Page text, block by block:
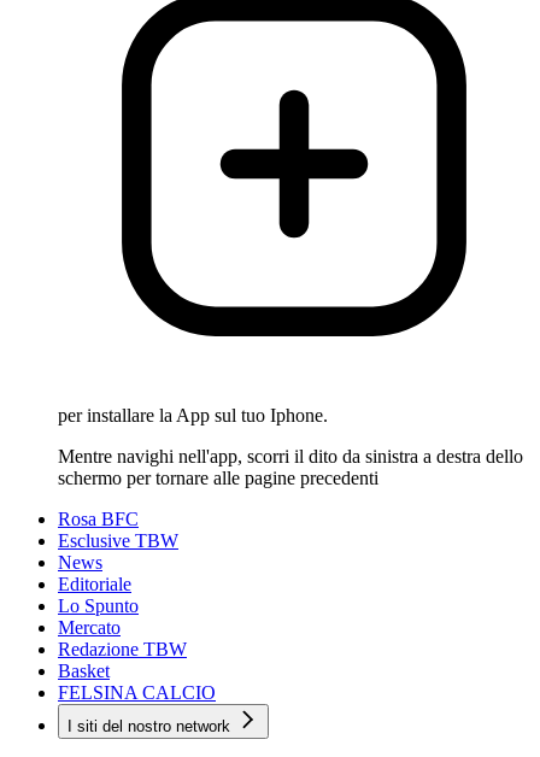
per installare la App sul tuo Iphone.
Mentre navighi nell'app, scorri il dito da sinistra a destra dello
schermo per tornare alle pagine precedenti
Rosa BFC
Esclusive TBW
News
Editoriale
Lo Spunto
Mercato
Redazione TBW
Basket
FELSINA CALCIO
I siti del nostro network